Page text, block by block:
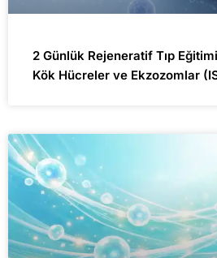
2 Günlük Rejeneratif Tıp
Kök Hücreler ve Ekzozomlar